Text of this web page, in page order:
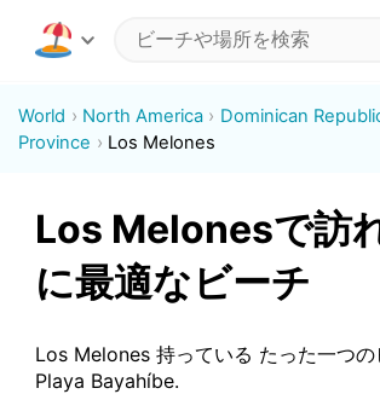
World North America Dominican
Province
Los Melones
Los Melonesで訪
に最適なビーチ
Los Melones 持っている たった一つの
Playa Bayahíbe.